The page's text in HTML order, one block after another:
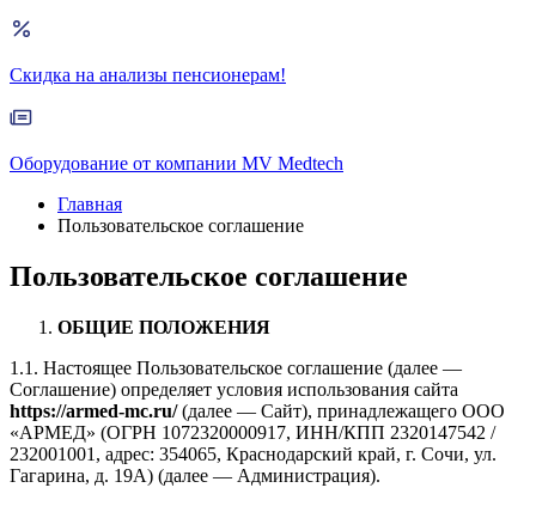
Скидка на анализы пенсионерам!
Оборудование от компании MV Medtech
Главная
Пользовательское соглашение
Пользовательское соглашение
ОБЩИЕ ПОЛОЖЕНИЯ
1.1. Настоящее Пользовательское соглашение (далее —
Соглашение) определяет условия использования сайта
https://armed-mc.ru/(далее — Сайт), принадлежащего ООО
«АРМЕД» (ОГРН 1072320000917, ИНН/КПП 2320147542 /
232001001, адрес: 354065, Краснодарский край, г. Сочи, ул.
Гагарина, д. 19А) (далее — Администрация).